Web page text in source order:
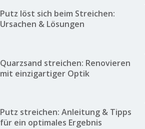
Putz löst sich beim Streichen:
Ursachen & Lösungen
Quarzsand streichen: Renovieren
mit einzigartiger Optik
Putz streichen: Anleitung & Tipps
für ein optimales Ergebnis